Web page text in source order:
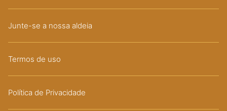
Junte-se a nossa aldeia
Termos de uso
Política de Privacidade